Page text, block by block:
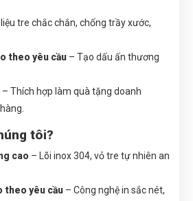
tre chắc chắn, chống trầy xước,
theo yêu cầu – Tạo dấu ấn thương
– Thích hợp làm quà tặng doanh
tôi?
cao – Lõi inox 304, vỏ tre tự nhiên an
theo yêu cầu – Công nghệ in sắc nét,